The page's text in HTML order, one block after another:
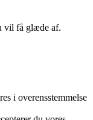
vil få glæde af.
i overensstemmelse